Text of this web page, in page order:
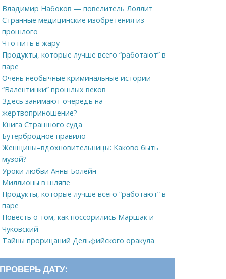
Владимир Набоков — повелитель Лоллит
Странные медицинские изобретения из
прошлого
Что пить в жару
Продукты, которые лучше всего “работают” в
паре
Очень необычные криминальные истории
“Валентинки” прошлых веков
Здесь занимают очередь на
жертвоприношение?
Книга Страшного суда
Бутербродное правило
Женщины–вдохновительницы: Каково быть
музой?
Уроки любви Анны Болейн
Миллионы в шляпе
Продукты, которые лучше всего “работают” в
паре
Повесть о том, как поссорились Маршак и
Чуковский
Тайны прорицаний Дельфийского оракула
ПРОВЕРЬ ДАТУ: